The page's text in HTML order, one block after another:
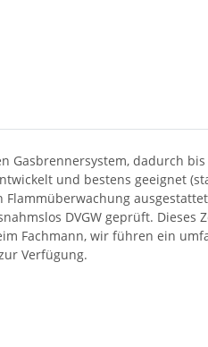
dadurch
und bestens geeignet
DVGW geprüft.
Fachmann, wir führen ein
Verfügung.